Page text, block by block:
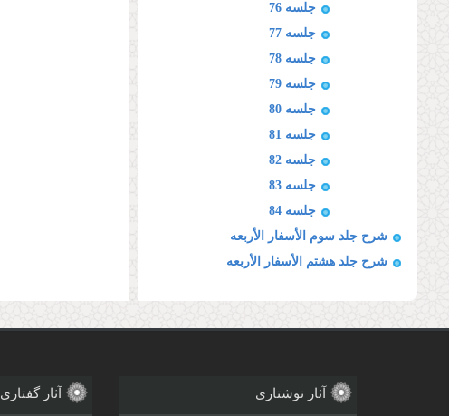
جلسه 76
جلسه 77
جلسه 78
جلسه 79
جلسه 80
جلسه 81
جلسه 82
جلسه 83
جلسه 84
شرح جلد سوم الأسفار الأربعه
شرح جلد هشتم الأسفار الأربعه
آثار نوشتاری آثار گفتاری